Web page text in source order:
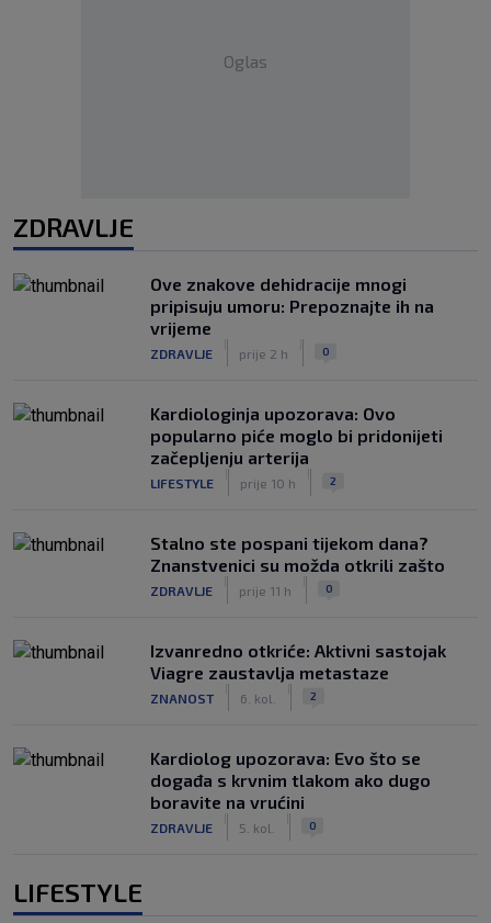
Oglas
ZDRAVLJE
Ove znakove dehidracije mnogi
pripisuju umoru: Prepoznajte ih na
vrijeme
ZDRAVLJE prije 2 h 0
Kardiologinja upozorava: Ovo
popularno piće moglo bi pridonijeti
začepljenju arterija
LIFESTYLE prije 10 h 2
Stalno ste pospani tijekom dana?
Znanstvenici su možda otkrili zašto
ZDRAVLJE prije 11 h 0
Izvanredno otkriće: Aktivni sastojak
Viagre zaustavlja metastaze
ZNANOST 6. kol. 2
Kardiolog upozorava: Evo što se
događa s krvnim tlakom ako dugo
boravite na vrućini
ZDRAVLJE 5. kol. 0
LIFESTYLE